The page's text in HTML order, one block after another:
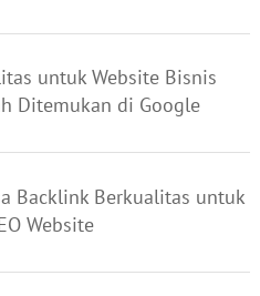
untuk Website Bisnis
Ditemukan di Google
Backlink Berkualitas untuk
Website